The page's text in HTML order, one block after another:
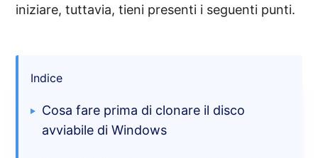
iniziare, tuttavia, tieni presenti i seguenti punti.
Indice
Cosa fare prima di clonare il disco
avviabile di Windows